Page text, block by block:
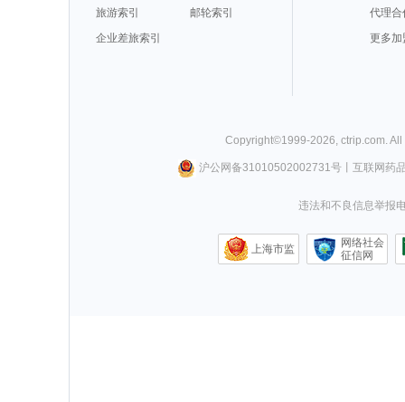
旅游索引
邮轮索引
企业差旅索引
代理合
更多加
Copyright©1999-2026, ctrip.com.
沪公网备31010502002731号丨 互联网药
违法和不良信息举报
上海市监
网络社会
征信网